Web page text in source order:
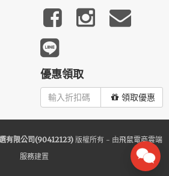
優惠領取
領取優惠
有限公司(90412123)版權所有 - 由飛鼠電商雲端
服務建置